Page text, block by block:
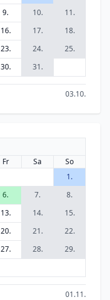
9. 10.
11.
16. 17.
18.
23. 24.
25.
30. 31.
03.10.
Fr Sa
So
1.
6. 7.
8.
13. 14.
15.
20. 21.
22.
27. 28.
29.
01.11.